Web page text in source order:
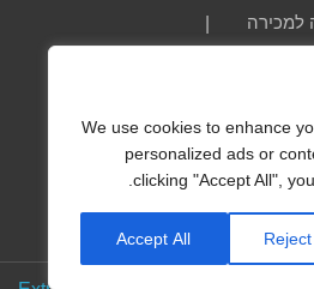
We use cookies to enhance
personalized ads or
clicking "Accept All",
Accept All
למכירה
עליו ככזה. חברת ישראל
מוקדמת. כל המידות הינן
את המידע.